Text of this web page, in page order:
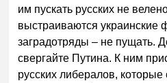
им пускать русских не
выстраиваются украинские
заградотряды – не пущать.
свергайте Путина. К ним
русских либералов, которые